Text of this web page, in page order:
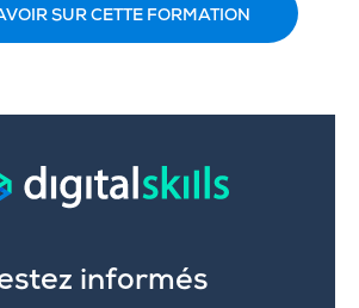
SUR CETTE FORMATION
informés